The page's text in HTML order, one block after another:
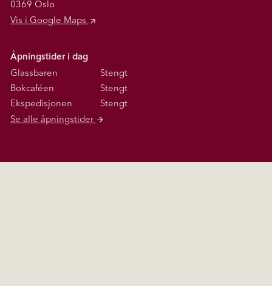
0369 Oslo
Vis i Google Maps
Åpningstider i dag
Glassbaren
Stengt
Bokcaféen
Stengt
Ekspedisjonen
Stengt
Se alle åpningstider